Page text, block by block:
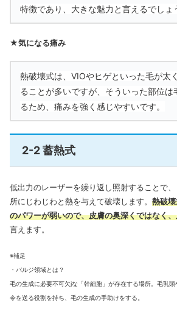
特徴であり、大きな魅力と言えるでしょ
★気になる痛み
熱破壊式は、VIOやヒゲといった毛が太
ることが多いですが、そういった部位は
るため、痛みを強く感じやすいです。
2-2 蓄熱式
低出力のレーザーを繰り返し照射することで
所にじわじわと熱を与えて破壊します。 熱破
のパワーが弱いので、皮膚の奥深くではなく
言えます。
※補足
・バルジ領域とは？
毛の生成に必要不可欠jな「幹細胞」が存在する場所。毛乳
令を送る役割を持ち、毛の生成の手助けをする。